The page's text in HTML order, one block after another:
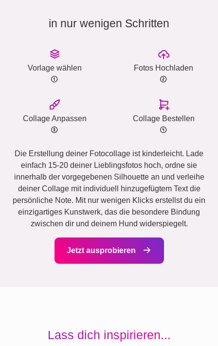
in nur wenigen Schritten
Vorlage wählen Fotos Hochladen
Collage Anpassen Collage Bestellen
Die Erstellung deiner Fotocollage ist kinderleicht. Lade
einfach 15-20 deiner Lieblingsfotos hoch, ordne sie
innerhalb der vorgegebenen Silhouette an und verleihe
deiner Collage mit individuell hinzugefügtem Text die
persönliche Note. Mit nur wenigen Klicks erstellst du ein
einzigartiges Kunstwerk, das die besondere Bindung
zwischen dir und deinem Hund widerspiegelt.
Jetzt ausprobieren
Lass dich inspirieren...